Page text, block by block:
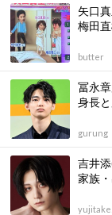
矢口
梅田
butter
冨永
身長
gurung
吉井
家族